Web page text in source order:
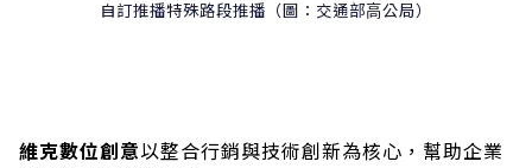
⾃訂推播特殊路段推播（圖：交通部⾼公局）
維克數位創意以整合⾏銷與技術創新為核⼼，幫助企業